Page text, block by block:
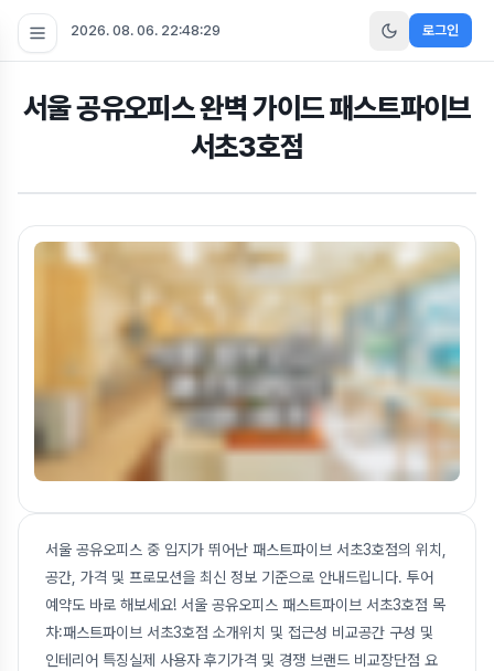
2026. 08. 06. 22:48:30 로그인
서울 공유오피스 완벽 가이드 패스트파이브
서초3호점
서울 공유오피스 중 입지가 뛰어난 패스트파이브 서초3호점의 위치,
공간, 가격 및 프로모션을 최신 정보 기준으로 안내드립니다. 투어
예약도 바로 해보세요! 서울 공유오피스 패스트파이브 서초3호점 목
차:패스트파이브 서초3호점 소개위치 및 접근성 비교공간 구성 및
인테리어 특징실제 사용자 후기가격 및 경쟁 브랜드 비교장단점 요